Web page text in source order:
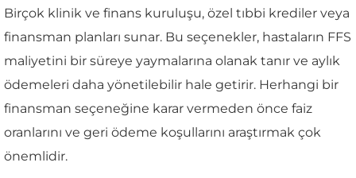
Birçok klinik ve finans kuruluşu, özel tıbbi krediler veya
finansman planları sunar. Bu seçenekler, hastaların FFS
maliyetini bir süreye yaymalarına olanak tanır ve aylık
ödemeleri daha yönetilebilir hale getirir. Herhangi bir
finansman seçeneğine karar vermeden önce faiz
oranlarını ve geri ödeme koşullarını araştırmak çok
önemlidir.